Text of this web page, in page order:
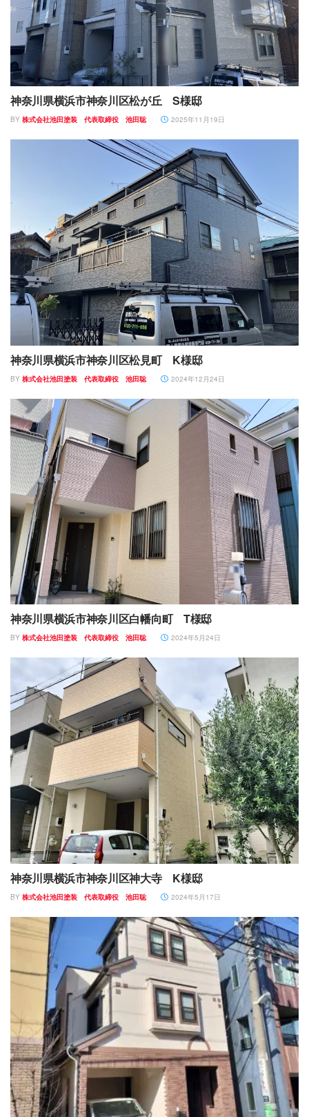
神奈川県横浜市神奈川区松が丘 S様邸
BY 株式会社池田塗装 代表取締役 池田聡 2025年11月19日
神奈川県横浜市神奈川区松見町 K様邸
BY 株式会社池田塗装 代表取締役 池田聡 2024年12月24日
神奈川県横浜市神奈川区白幡向町 T様邸
BY 株式会社池田塗装 代表取締役 池田聡 2024年5月24日
神奈川県横浜市神奈川区神大寺 K様邸
BY 株式会社池田塗装 代表取締役 池田聡 2024年5月17日